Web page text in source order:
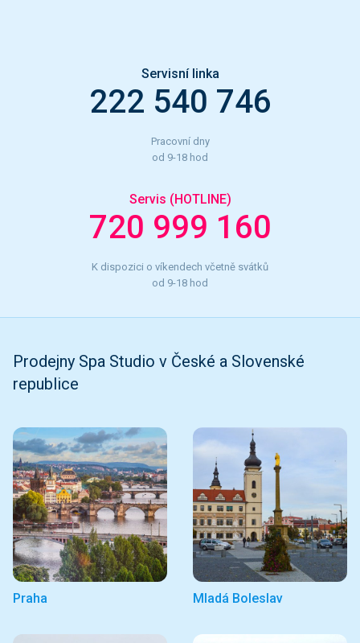
Servisní linka
222 540 746
Pracovní dny
od 9-18 hod
Servis (HOTLINE)
720 999 160
K dispozici o víkendech včetně svátků
od 9-18 hod
Prodejny Spa Studio v České a Slovenské
republice
Praha Mladá Boleslav